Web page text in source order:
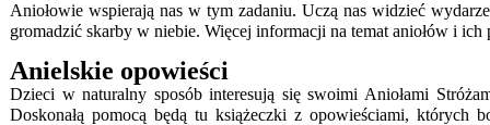
Aniołowie wspierają nas w tym zadaniu. Uczą nas widzieć
gromadzić skarby w niebie. Więcej informacji na temat aniołów i ich
Anielskie opowieści
Dzieci w naturalny sposób interesują się swoimi Aniołami
Doskonałą pomocą będą tu książeczki z opowieściami, których